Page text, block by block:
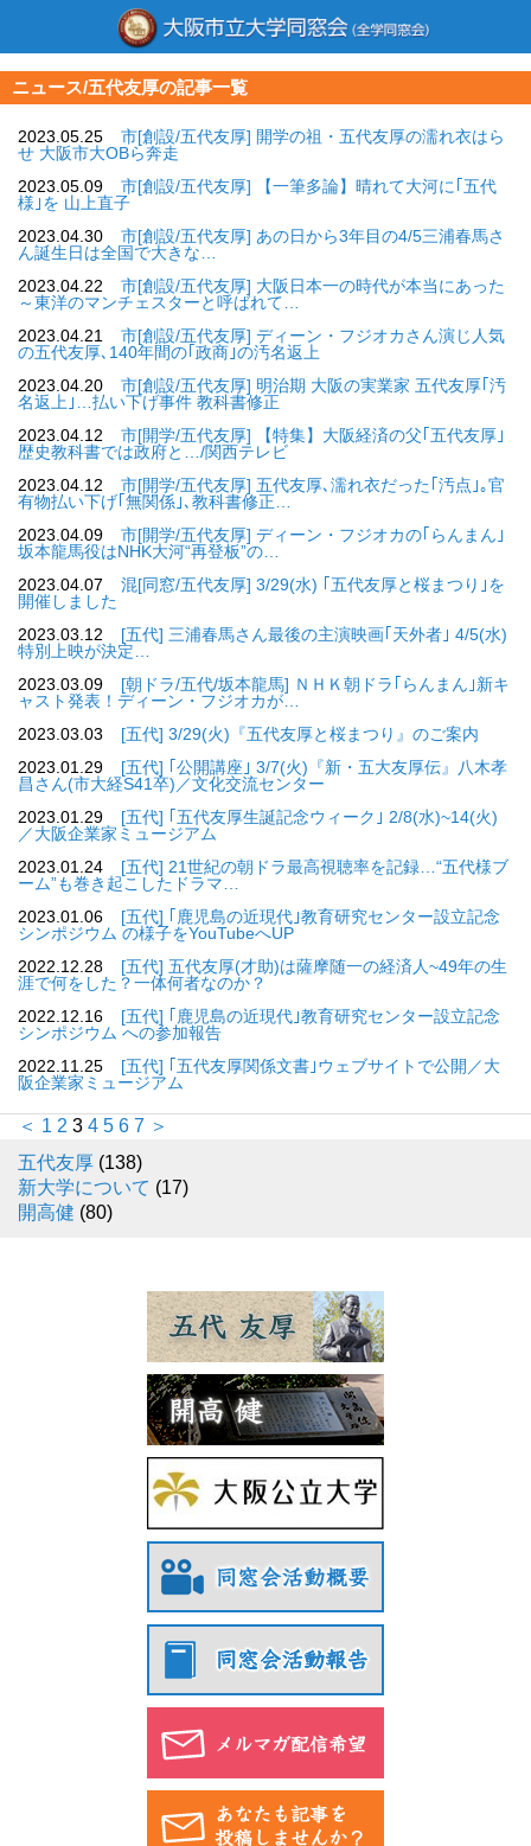
ニュース/五代友厚の記事一覧
2023.05.25
市[創設/五代友厚] 開学の祖・五代友厚の濡れ衣はら
せ 大阪市大OBら奔走
2023.05.09
市[創設/五代友厚] 【一筆多論】晴れて大河に｢五代
様｣を 山上直子
2023.04.30
市[創設/五代友厚] あの日から3年目の4/5三浦春馬さ
ん誕生日は全国で大きな…
2023.04.22
市[創設/五代友厚] 大阪日本一の時代が本当にあった
～東洋のマンチェスターと呼ばれて…
2023.04.21
市[創設/五代友厚] ディーン・フジオカさん演じ人気
の五代友厚､140年間の｢政商｣の汚名返上
2023.04.20
市[創設/五代友厚] 明治期 大阪の実業家 五代友厚｢汚
名返上｣…払い下げ事件 教科書修正
2023.04.12
市[開学/五代友厚] 【特集】大阪経済の父｢五代友厚｣
歴史教科書では政府と…/関西テレビ
2023.04.12
市[開学/五代友厚] 五代友厚､濡れ衣だった｢汚点｣｡官
有物払い下げ｢無関係｣､教科書修正…
2023.04.09
市[開学/五代友厚] ディーン・フジオカの｢らんまん｣
坂本龍馬役はNHK大河“再登板”の…
2023.04.07
混[同窓/五代友厚] 3/29(水) ｢五代友厚と桜まつり｣を
開催しました
2023.03.12
[五代] 三浦春馬さん最後の主演映画｢天外者｣ 4/5(水)
特別上映が決定…
2023.03.09
[朝ドラ/五代/坂本龍馬] ＮＨＫ朝ドラ｢らんまん｣新キ
ャスト発表！ディーン・フジオカが…
2023.03.03
[五代] 3/29(火)『五代友厚と桜まつり』のご案内
2023.01.29
[五代] ｢公開講座｣ 3/7(火)『新・五大友厚伝』八木孝
昌さん(市大経S41卒)／文化交流センター
2023.01.29
[五代] ｢五代友厚生誕記念ウィーク｣ 2/8(水)~14(火)
／大阪企業家ミュージアム
2023.01.24
[五代] 21世紀の朝ドラ最高視聴率を記録…“五代様ブ
ーム”も巻き起こしたドラマ…
2023.01.06
[五代] ｢鹿児島の近現代｣教育研究センター設立記念
シンポジウム の様子をYouTubeへUP
2022.12.28
[五代] 五代友厚(才助)は薩摩随一の経済人~49年の生
涯で何をした？一体何者なのか？
2022.12.16
[五代] ｢鹿児島の近現代｣教育研究センター設立記念
シンポジウム への参加報告
2022.11.25
[五代] ｢五代友厚関係文書｣ウェブサイトで公開／大
阪企業家ミュージアム
＜ 1 2 3 4 5 6 7 ＞
五代友厚 (138)
新大学について (17)
開高健 (80)